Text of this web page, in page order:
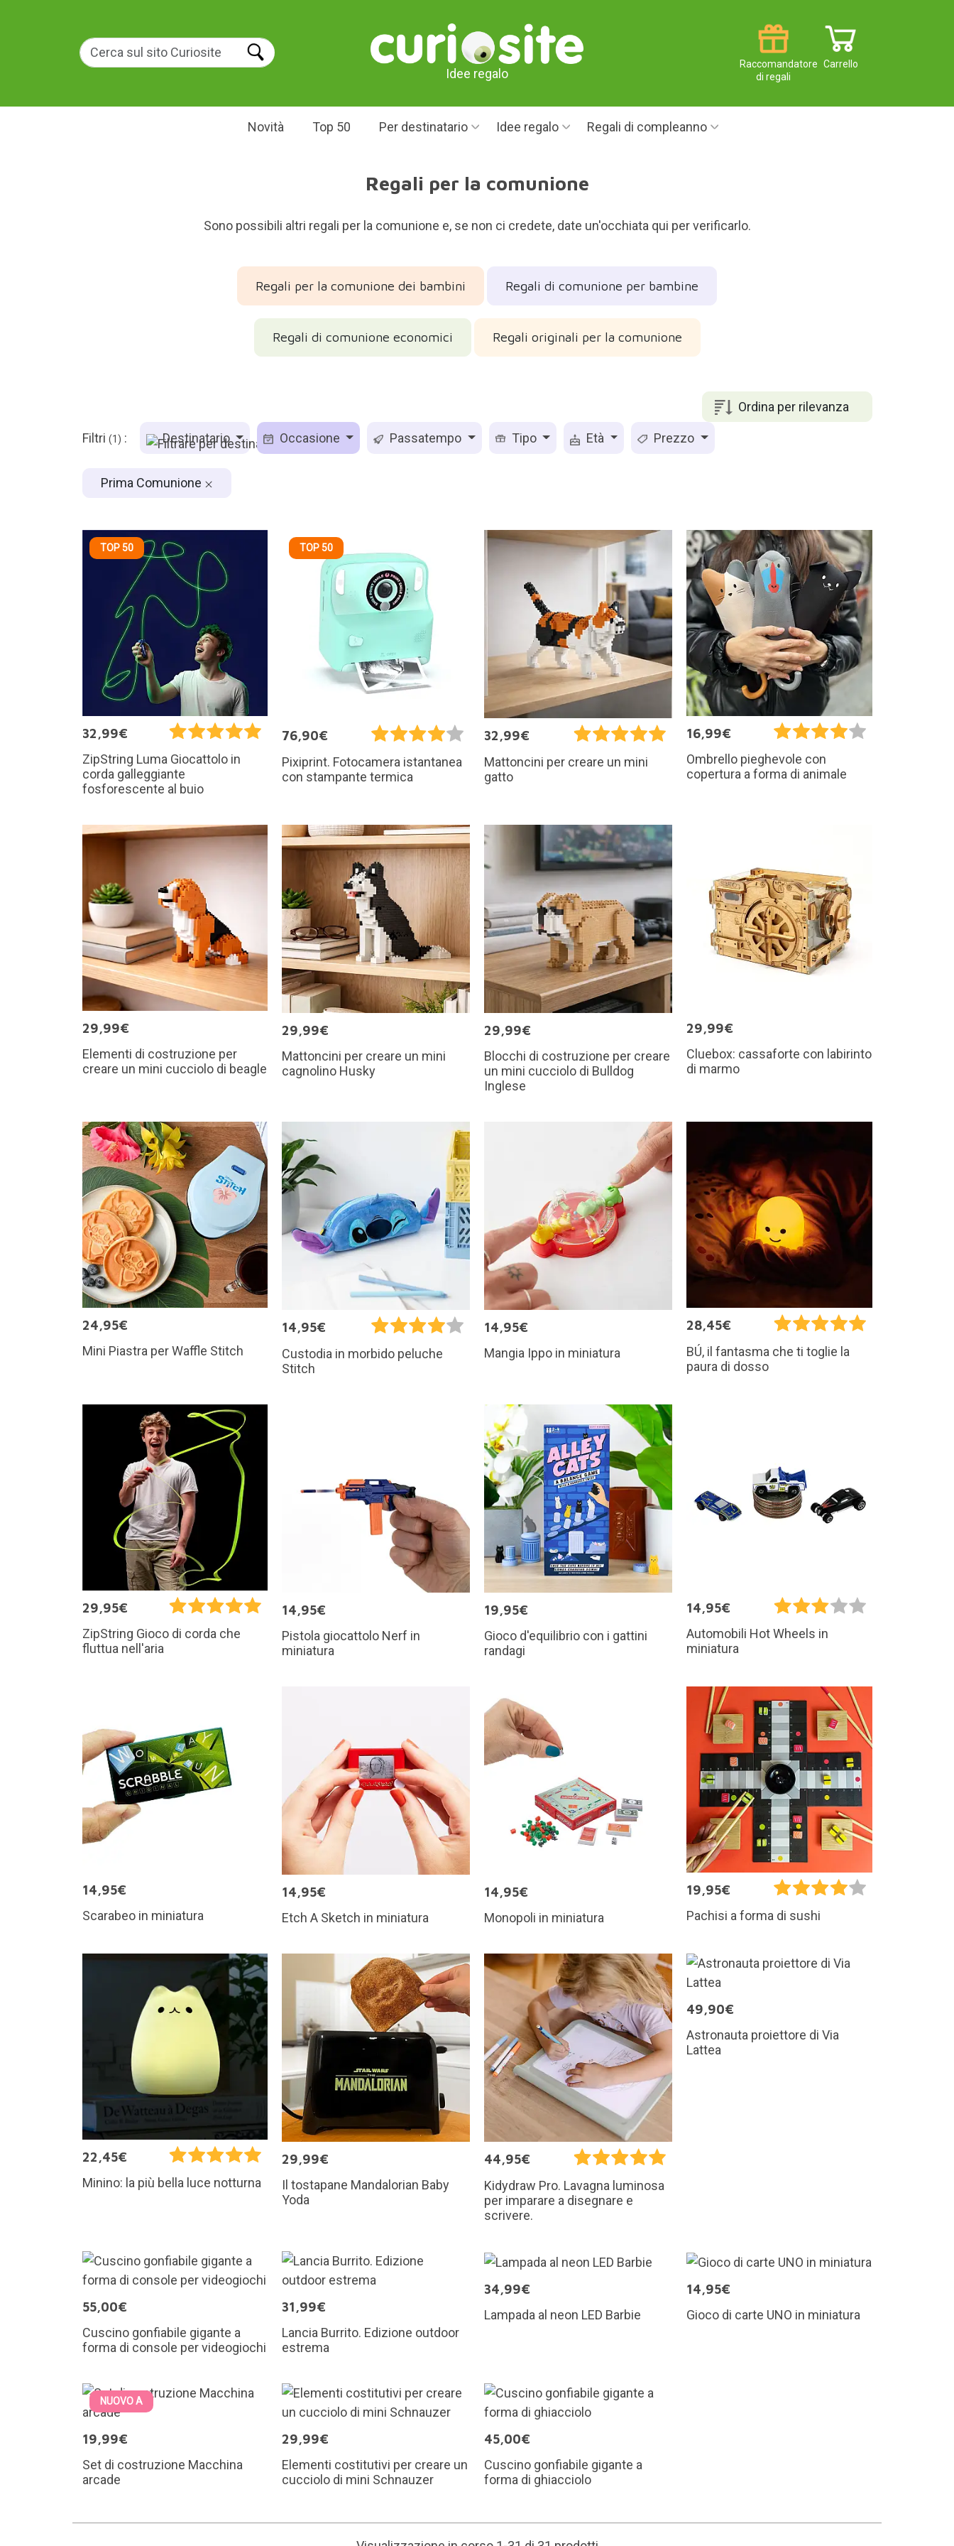
Idee regalo
Carrello
Raccomandatore
di regali
Novità Top 50 Per destinatario Idee regalo Regali di compleanno
Regali per la comunione
Sono possibili altri regali per la comunione e, se non ci credete, date un'occhiata qui per verificarlo.
Regali per la comunione dei bambini Regali di comunione per bambine
Regali di comunione economici Regali originali per la comunione
Ordina per rilevanza
Filtri (1) : Destinatario Occasione Passatempo Tipo Età Prezzo
Prima Comunione
TOP 50
32,99€
ZipString Luma Giocattolo in
corda galleggiante
fosforescente al buio
TOP 50
76,90€
Pixiprint. Fotocamera istantanea
con stampante termica
32,99€
Mattoncini per creare un mini
gatto
16,99€
Ombrello pieghevole con
copertura a forma di animale
29,99€
Elementi di costruzione per
creare un mini cucciolo di beagle
29,99€
Mattoncini per creare un mini
cagnolino Husky
29,99€
Blocchi di costruzione per creare
un mini cucciolo di Bulldog
Inglese
29,99€
Cluebox: cassaforte con labirinto
di marmo
24,95€
Mini Piastra per Waffle Stitch
14,95€
Custodia in morbido peluche
Stitch
14,95€
Mangia Ippo in miniatura
28,45€
BÚ, il fantasma che ti toglie la
paura di dosso
29,95€
ZipString Gioco di corda che
fluttua nell'aria
14,95€
Pistola giocattolo Nerf in
miniatura
19,95€
Gioco d'equilibrio con i gattini
randagi
14,95€
Automobili Hot Wheels in
miniatura
14,95€
Scarabeo in miniatura
14,95€
Etch A Sketch in miniatura
14,95€
Monopoli in miniatura
19,95€
Pachisi a forma di sushi
22,45€
Minino: la più bella luce notturna
29,99€
Il tostapane Mandalorian Baby
Yoda
44,95€
Kidydraw Pro. Lavagna luminosa
per imparare a disegnare e
scrivere.
49,90€
Astronauta proiettore di Via
Lattea
55,00€
Cuscino gonfiabile gigante a
forma di console per videogiochi
31,99€
Lancia Burrito. Edizione outdoor
estrema
34,99€
Lampada al neon LED Barbie
14,95€
Gioco di carte UNO in miniatura
NUOVO A
19,99€
Set di costruzione Macchina
arcade
29,99€
Elementi costitutivi per creare un
cucciolo di mini Schnauzer
45,00€
Cuscino gonfiabile gigante a
forma di ghiacciolo